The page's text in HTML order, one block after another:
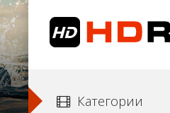
Категории